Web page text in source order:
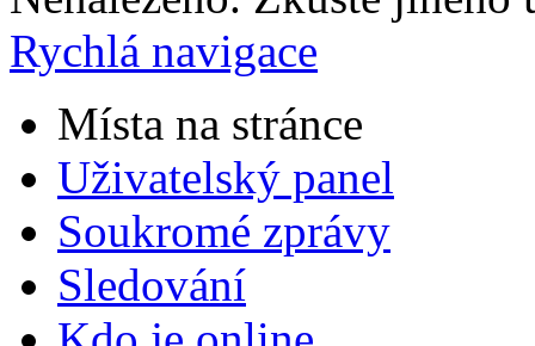
Rychlá navigace
Místa na stránce
Uživatelský panel
Soukromé zprávy
Sledování